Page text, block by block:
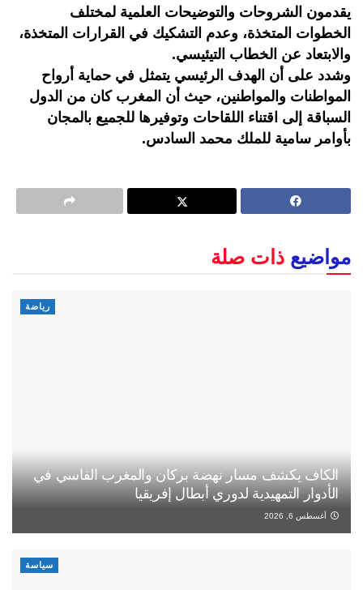
يقدمون الشروحات والتوضيحات العلمية لمختلف
الخطوات المتخذة، وعدم التشكيك في القرارات المتخذة،
والابتعاد عن الخطاب التيئيسي.
وشدد على أن الهدف الرئيسي يتمثل في حماية أرواح
المواطنات والمواطنين، حيث أن المغرب كان من الدول
السباقة إلى اقتناء اللقاحات وتوفيرها للجميع بالمجان
بأوامر سامية للملك محمد السادس.
مواضيع ذات صلة
رياضة
الكاف يكشف مسار نهضة بركان والمغرب الفاسي في
الأدوار التمهيدية لدوري أبطال إفريقيا
أغسطس 6, 2026
سياسة